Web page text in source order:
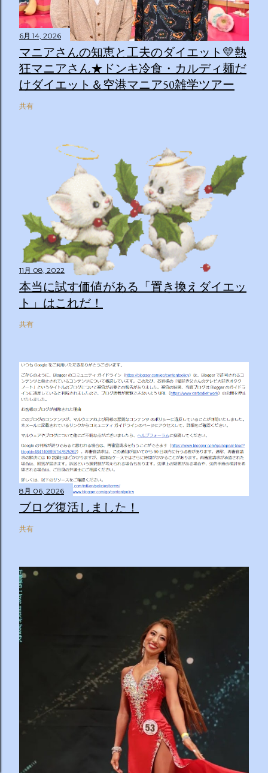
6月 14, 2026
マニアさんの知恵と工夫のダイエット💛熱
狂マニアさん★ドンキ冷食・カルディ麺だ
けダイエット＆空港マニア50雑学ツアー
共有
11月 08, 2022
本当に試す価値がある「置き換えダイエッ
ト」はこれだ！
共有
8月 06, 2026
ブログ復活しました！
共有